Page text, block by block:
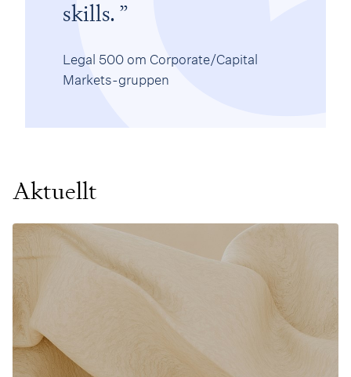
skills.
Legal 500 om Corporate/Capital
Markets-gruppen
Aktuellt